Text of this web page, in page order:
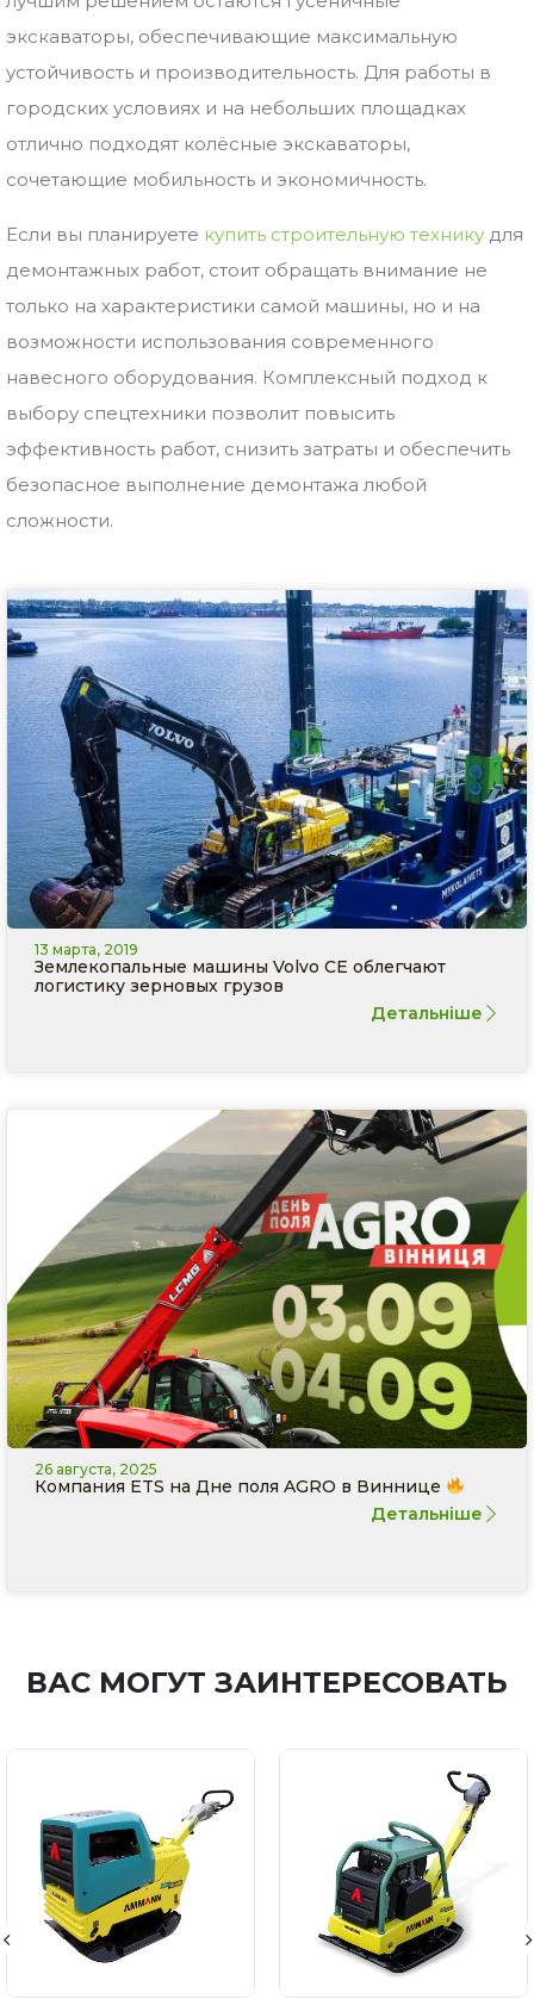
экскаваторы, обеспечивающие максимальную
устойчивость и производительность. Для работы в
городских условиях и на небольших площадках
отлично подходят колёсные экскаваторы,
сочетающие мобильность и экономичность.
Если вы планируете купить строительную технику для
демонтажных работ, стоит обращать внимание не
только на характеристики самой машины, но и на
возможности использования современного
навесного оборудования. Комплексный подход к
выбору спецтехники позволит повысить
эффективность работ, снизить затраты и обеспечить
безопасное выполнение демонтажа любой
сложности.
13 марта, 2019
Землекопальные машины Volvo CE облегчают
логистику зерновых грузов
Детальніше
26 августа, 2025
Компания ETS на Дне поля AGRO в Виннице
Детальніше
ВАС МОГУТ ЗАИНТЕРЕСОВАТЬ